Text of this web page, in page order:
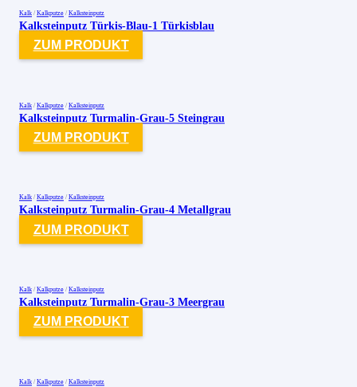
Kalk / Kalkputze / Kalksteinputz
Kalksteinputz Türkis-Blau-1 Türkisblau
ZUM PRODUKT
Kalk / Kalkputze / Kalksteinputz
Kalksteinputz Turmalin-Grau-5 Steingrau
ZUM PRODUKT
Kalk / Kalkputze / Kalksteinputz
Kalksteinputz Turmalin-Grau-4 Metallgrau
ZUM PRODUKT
Kalk / Kalkputze / Kalksteinputz
Kalksteinputz Turmalin-Grau-3 Meergrau
ZUM PRODUKT
Kalk / Kalkputze / Kalksteinputz